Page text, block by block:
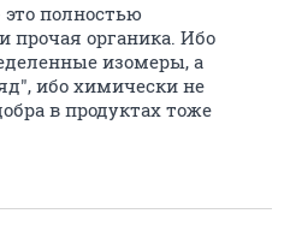
это полностью
прочая органика. Ибо
изомеры, а
ибо химически не
в продуктах тоже